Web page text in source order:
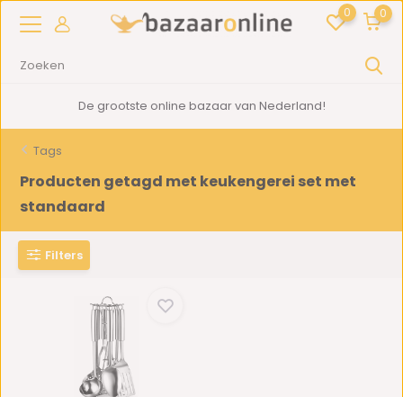
0 0
De grootste online bazaar van Nederland!
Tags
Producten getagd met keukengerei set met
standaard
Filters